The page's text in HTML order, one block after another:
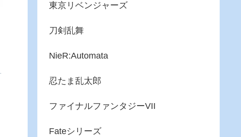
東京リベンジャーズ
刀剣乱舞
NieR:Automata
忍たま乱太郎
ファイナルファンタジーVII
Fateシリーズ